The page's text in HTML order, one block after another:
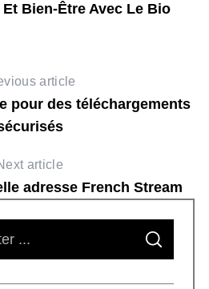
Bien-Être Avec Le Bio
article
pour des téléchargements
article
adresse French Stream
S
A
C